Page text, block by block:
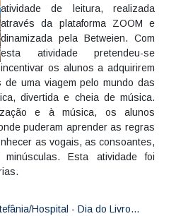
atividade de leitura, realizada
através da plataforma ZOOM e
dinamizada pela Betweien. Com
esta atividade pretendeu-se
incentivar os alunos a adquirirem
de uma viagem pelo mundo das
divertida e cheia de música.
e à música, os alunos
puderam aprender as regras
as vogais, as consoantes,
Esta atividade foi
Hospital - Dia do Livro...